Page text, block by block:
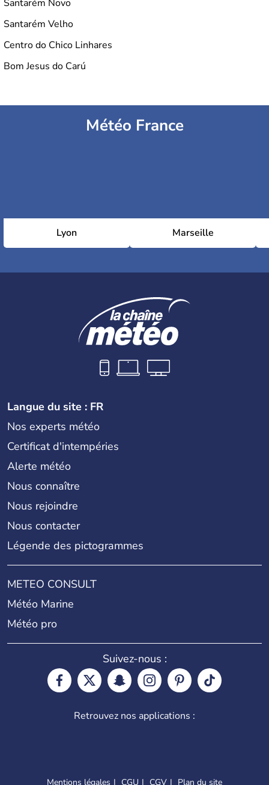
Santarém Novo
Santarém Velho
Centro do Chico Linhares
Bom Jesus do Carú
Météo France
Lyon Marseille
Langue du site : FR
Nos experts météo
Certificat d'intempéries
Alerte météo
Nous connaître
Nous rejoindre
Nous contacter
Légende des pictogrammes
METEO CONSULT
Météo Marine
Météo pro
Suivez-nous :
Retrouvez nos applications :
Mentions légales CGU CGV Plan du site